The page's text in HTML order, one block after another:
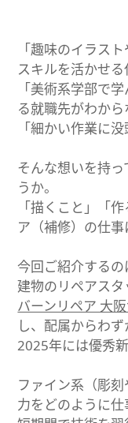
「趣味のイラス
スキルを活かせる
「美術系学部で
る就職先がわから
「細かい作業に
そんな想いを持
うか。
「描くこと」「
ア（補修）の仕事
今回ご紹介するの
建物のリペアスタ
バーンリペア 大
し、配属からわ
2025年には優秀
ファイン系（彫
力をどのように仕